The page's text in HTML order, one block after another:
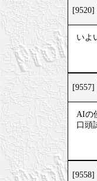
[9520]
いよ
[9557]
AIの
口頭
[9558]